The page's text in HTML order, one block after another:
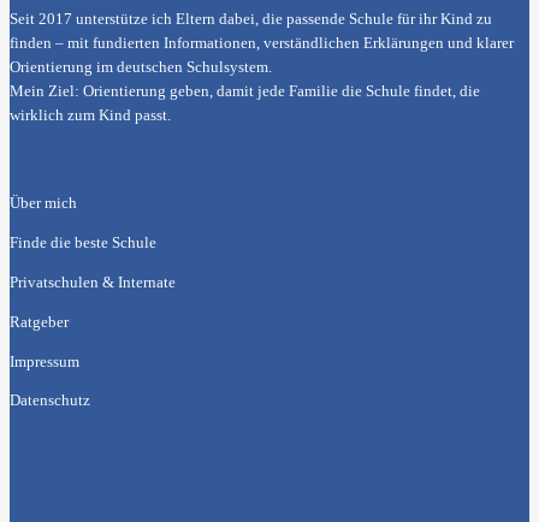
Seit 2017 unterstütze ich Eltern dabei, die passende Schule für ihr Kind zu
finden – mit fundierten Informationen, verständlichen Erklärungen und klarer
Orientierung im deutschen Schulsystem.
Mein Ziel: Orientierung geben, damit jede Familie die Schule findet, die
wirklich zum Kind passt.
Über mich
Finde die beste Schule
Privatschulen & Internate
Ratgeber
Impressum
Datenschutz